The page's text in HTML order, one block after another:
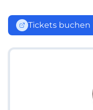
Tickets buchen